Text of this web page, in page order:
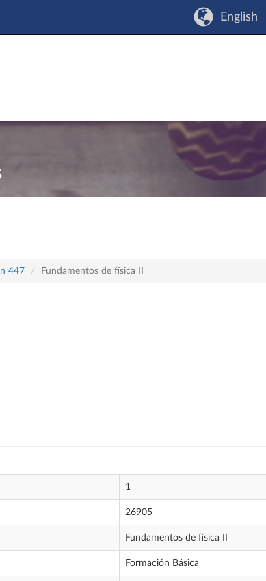
English
447 Fundamentos de física II
1
26905
Fundamentos de física II
Formación Básica